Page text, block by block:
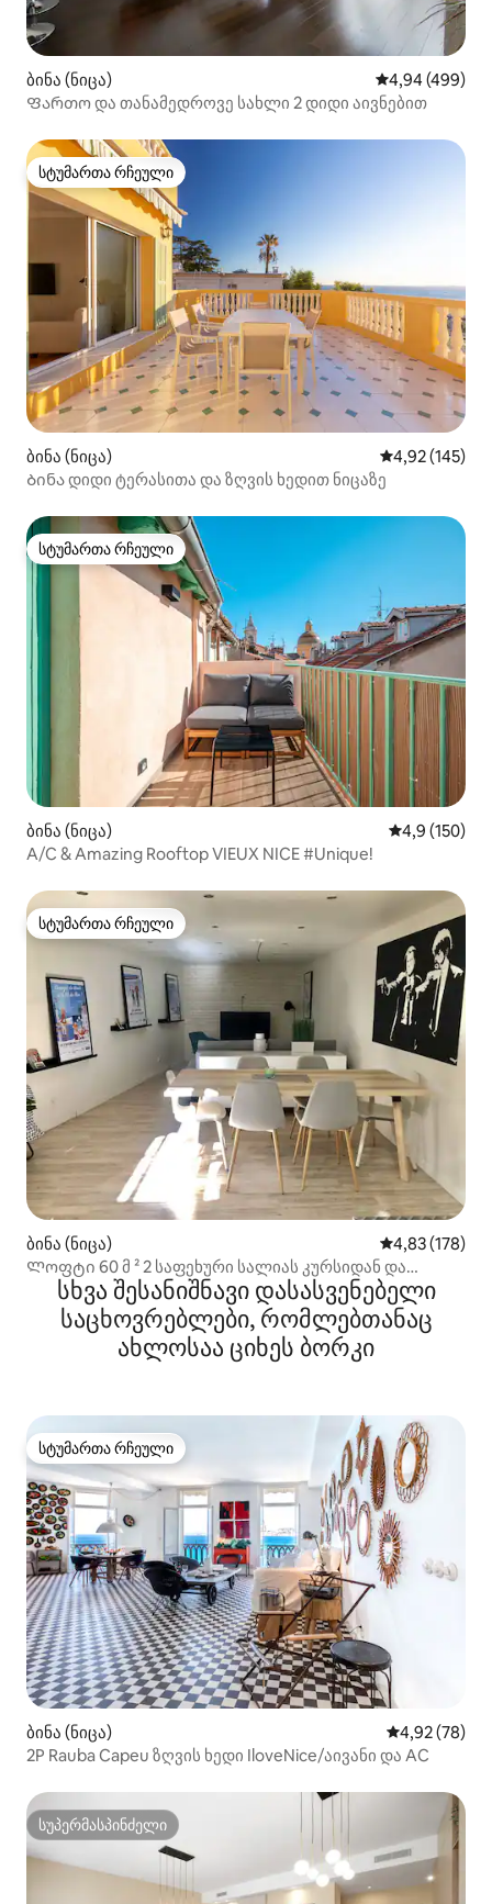
ბინა (ნიცა) საშუალო
4,94 (499)
Ფართო და თანამედროვე სახლი 2 დიდი აივნებით
სტუმართა რჩეული
სტუმართა რჩეული
ბინა (ნიცა) საშუალო
4,92 (145)
Ბინა დიდი ტერასითა და ზღვის ხედით ნიცაზე
სტუმართა რჩეული
სტუმართა რჩეული
ბინა (ნიცა) საშუალო
4,9 (150)
A/C & Amazing Rooftop VIEUX NICE #Unique!
სტუმართა რჩეული
სტუმართა რჩეული
ბინა (ნიცა) საშუალო
4,83 (178)
Ლოფტი 60 მ ² 2 საფეხური სალიას კურსიდან და
სანაპიროდან
სხვა შესანიშნავი დასასვენებელი
საცხოვრებლები, რომლებთანაც
ახლოსაა ციხეს ბორკი
სტუმართა რჩეული
სტუმართა რჩეული
ბინა (ნიცა) საშუალო
4,92 (78)
2P Rauba Capeu ზღვის ხედი IloveNice/აივანი და AC
სუპერმასპინძელი
სუპერმასპინძელი